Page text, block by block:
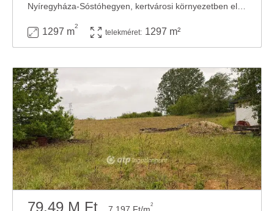
1297 m
2
telekméret: 1297 m²
79.49 M Ft 2